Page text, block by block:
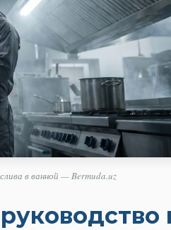
в ванной — Bermuda.uz